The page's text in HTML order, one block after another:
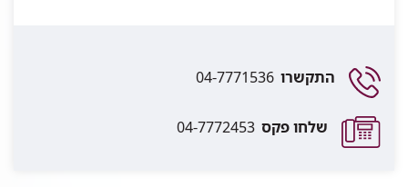
התקשרו 04-7771536
שלחו פקס 04-7772453